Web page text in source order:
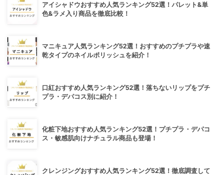
アイシャドウおすすめ人気ランキング52選！パレット&単
色&ラメ入り商品を徹底比較！
マニキュア人気ランキング52選！おすすめのプチプラや速
乾タイプのネイルポリッシュを紹介！
口紅おすすめ人気ランキング52選！落ちないリップをプチ
プラ・デパコス別に紹介！
化粧下地おすすめ人気ランキング52選！プチプラ・デパコ
ス・敏感肌向けナチュラル商品も登場！
クレンジングおすすめ人気ランキング52選！徹底調査して